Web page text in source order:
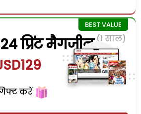
प्रिंट मैगजीन (1 साल)
करें